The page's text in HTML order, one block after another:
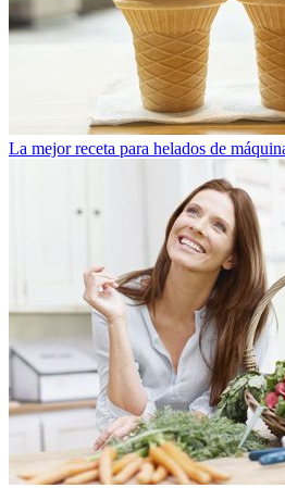
La mejor receta para helados de